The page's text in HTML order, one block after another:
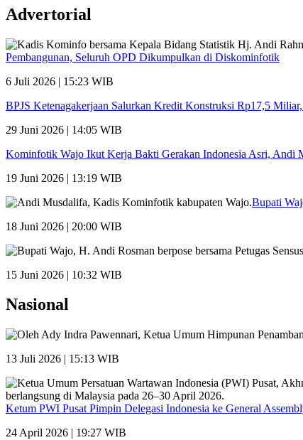
Advertorial
Pembangunan, Seluruh OPD Dikumpulkan di Diskominfotik
6 Juli 2026 | 15:23 WIB
BPJS Ketenagakerjaan Salurkan Kredit Konstruksi Rp17,5
29 Juni 2026 | 14:05 WIB
Kominfotik Wajo Ikut Kerja Bakti Gerakan Indonesia Asri, Andi
19 Juni 2026 | 13:19 WIB
Bupati
18 Juni 2026 | 20:00 WIB
15 Juni 2026 | 10:32 WIB
Nasional
13 Juli 2026 | 15:13 WIB
Ketum PWI Pusat Pimpin Delegasi Indonesia ke General
24 April 2026 | 19:27 WIB